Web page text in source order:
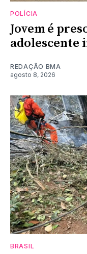
POLÍCIA
Jovem é
adolescente
REDAÇÃO BMA
agosto 8, 2026
BRASIL